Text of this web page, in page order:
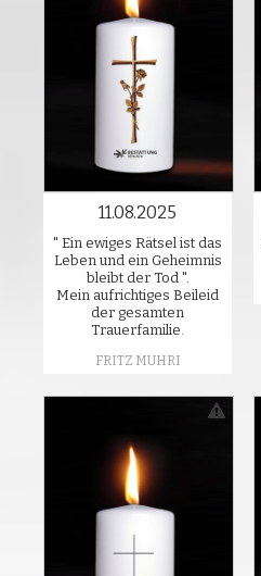
11.08.2025
" Ein ewiges Rätsel ist das
Leben und ein Geheimnis
bleibt der Tod ".
Mein aufrichtiges Beileid
der gesamten
Trauerfamilie.
FRITZ MUHRI